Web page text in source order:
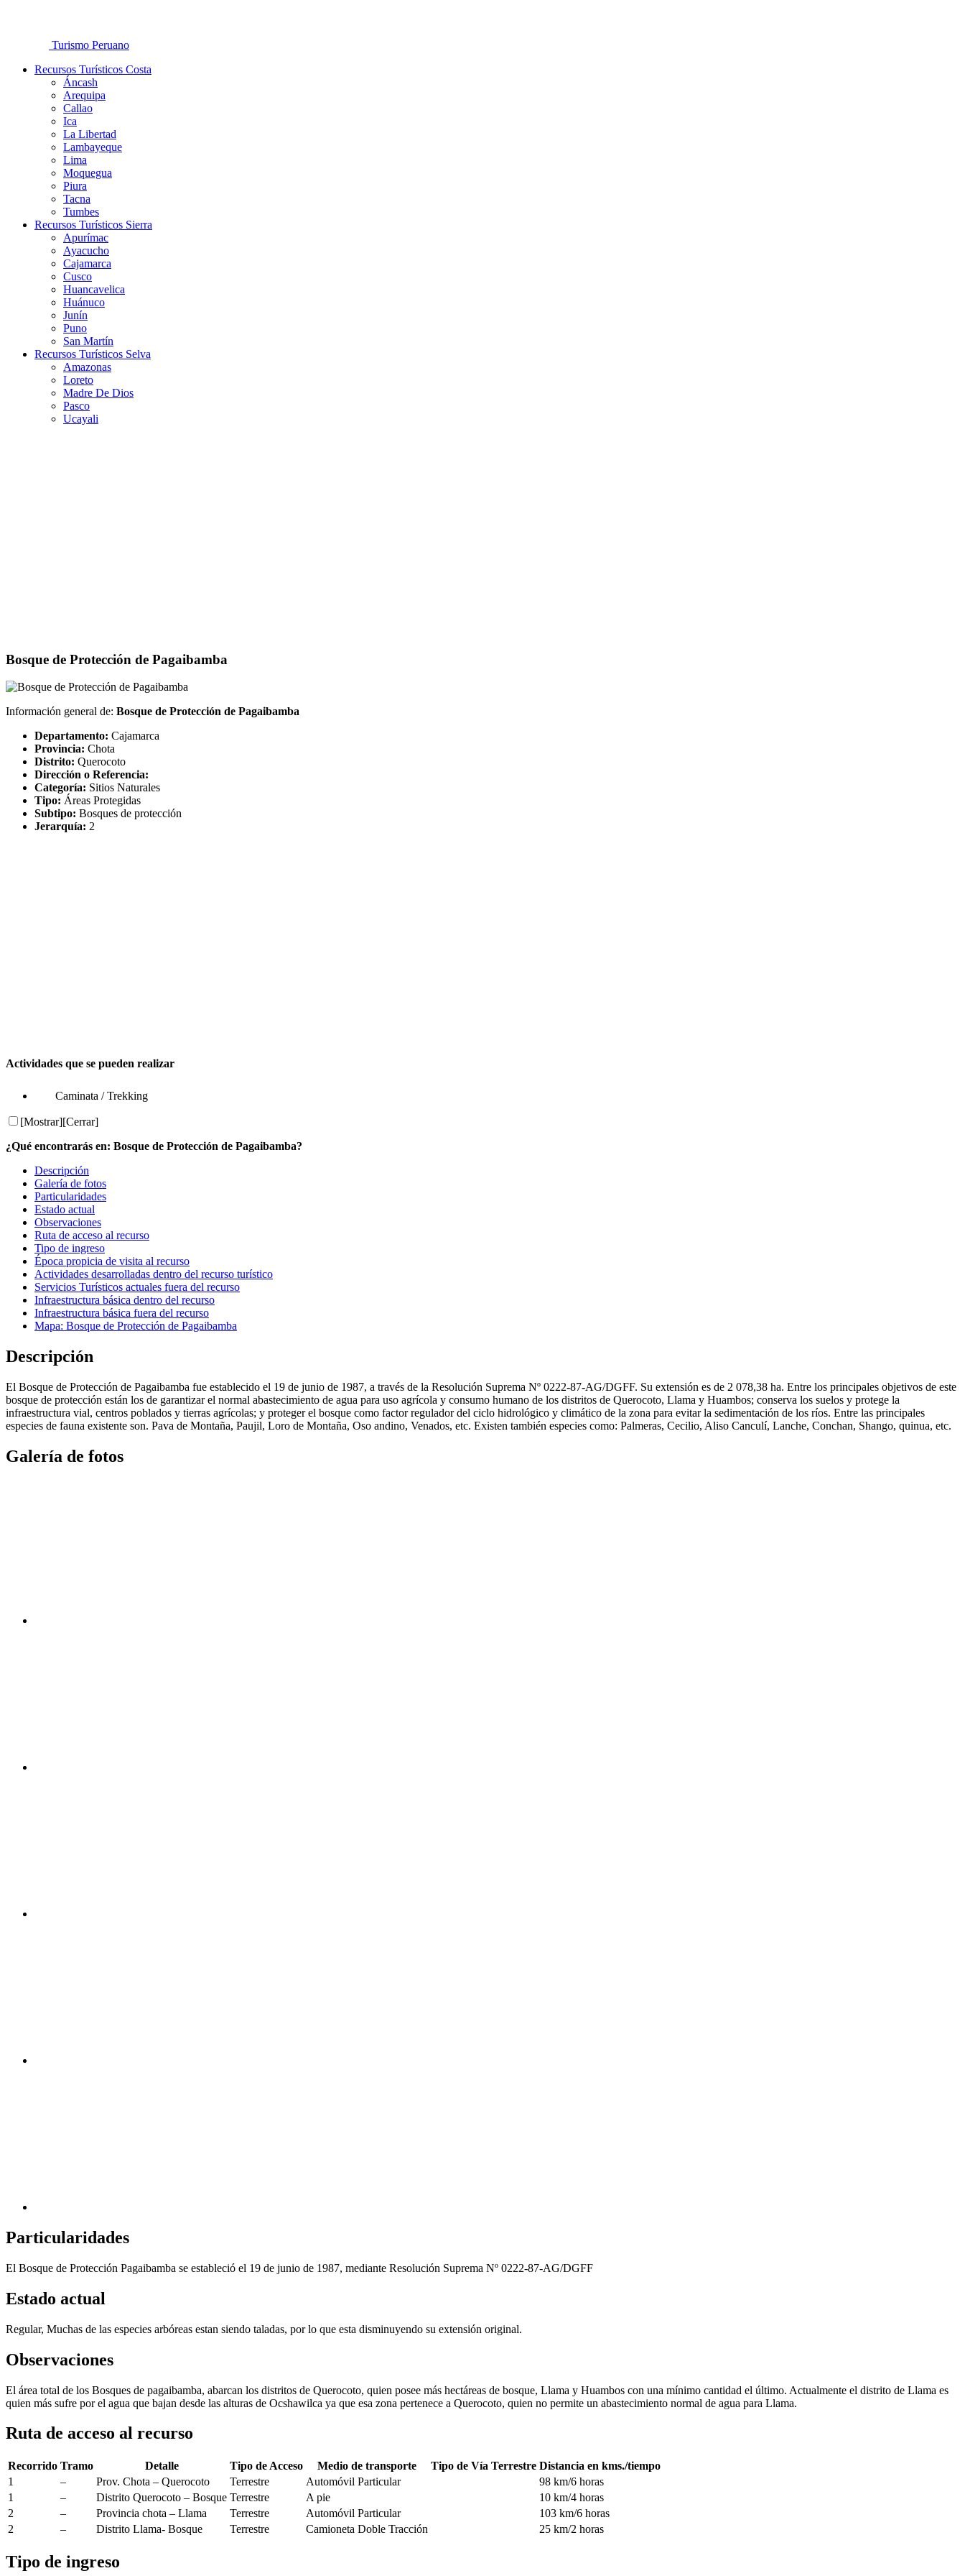
Turismo Peruano
Recursos Turísticos Costa
Áncash
Arequipa
Callao
Ica
La Libertad
Lambayeque
Lima
Moquegua
Piura
Tacna
Tumbes
Recursos Turísticos Sierra
Apurímac
Ayacucho
Cajamarca
Cusco
Huancavelica
Huánuco
Junín
Puno
San Martín
Recursos Turísticos Selva
Amazonas
Loreto
Madre De Dios
Pasco
Ucayali
Bosque de Protección de Pagaibamba
Información general de: Bosque de Protección de Pagaibamba
Departamento: Cajamarca
Provincia: Chota
Distrito: Querocoto
Dirección o Referencia:
Categoría: Sitios Naturales
Tipo: Áreas Protegidas
Subtipo: Bosques de protección
Jerarquía: 2
Actividades que se pueden realizar
Caminata / Trekking
[Mostrar][Cerrar]
¿Qué encontrarás en: Bosque de Protección de Pagaibamba?
Descripción
Galería de fotos
Particularidades
Estado actual
Observaciones
Ruta de acceso al recurso
Tipo de ingreso
Época propicia de visita al recurso
Actividades desarrolladas dentro del recurso turístico
Servicios Turísticos actuales fuera del recurso
Infraestructura básica dentro del recurso
Infraestructura básica fuera del recurso
Mapa: Bosque de Protección de Pagaibamba
Descripción
El Bosque de Protección de Pagaibamba fue establecido el 19 de junio de 1987, a través de la Resolución Suprema Nº 0222-87-AG/DGFF. Su extensión es de 2 078,38 ha. Entre los principales objetivos de este
bosque de protección están los de garantizar el normal abastecimiento de agua para uso agrícola y consumo humano de los distritos de Querocoto, Llama y Huambos; conserva los suelos y protege la
infraestructura vial, centros poblados y tierras agrícolas; y proteger el bosque como factor regulador del ciclo hidrológico y climático de la zona para evitar la sedimentación de los ríos. Entre las principales
especies de fauna existente son. Pava de Montaña, Paujil, Loro de Montaña, Oso andino, Venados, etc. Existen también especies como: Palmeras, Cecilio, Aliso Canculí, Lanche, Conchan, Shango, quinua, etc.
Galería de fotos
Particularidades
El Bosque de Protección Pagaibamba se estableció el 19 de junio de 1987, mediante Resolución Suprema Nº 0222-87-AG/DGFF
Estado actual
Regular, Muchas de las especies arbóreas estan siendo taladas, por lo que esta disminuyendo su extensión original.
Observaciones
El área total de los Bosques de pagaibamba, abarcan los distritos de Querocoto, quien posee más hectáreas de bosque, Llama y Huambos con una mínimo cantidad el último. Actualmente el distrito de Llama es
quien más sufre por el agua que bajan desde las alturas de Ocshawilca ya que esa zona pertenece a Querocoto, quien no permite un abastecimiento normal de agua para Llama.
Ruta de acceso al recurso
Recorrido Tramo Detalle Tipo de Acceso Medio de transporte Tipo de Vía Terrestre Distancia en kms./tiempo
1
– Prov. Chota – Querocoto Terrestre Automóvil Particular
98 km/6 horas
1
– Distrito Querocoto – Bosque Terrestre A pie
10 km/4 horas
2
– Provincia chota – Llama Terrestre Automóvil Particular
103 km/6 horas
2
– Distrito Llama- Bosque Terrestre Camioneta Doble Tracción 25 km/2 horas
Tipo de ingreso